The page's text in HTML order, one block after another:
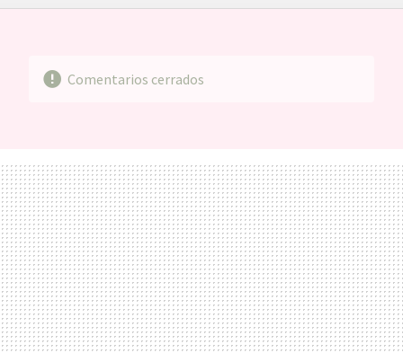
FACEBOOKTWITTERFLIPBOARD
E-
WHATSAPP
Comentarios cerrados